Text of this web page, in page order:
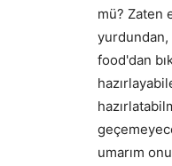
mü? Zaten
food'dan
umarım